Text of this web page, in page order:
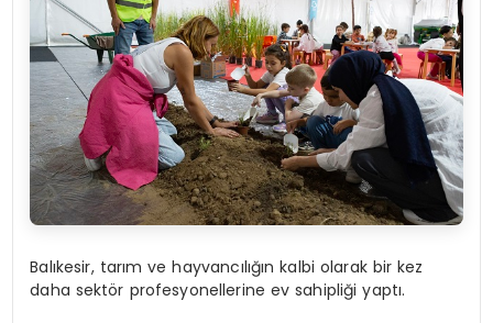
Balıkesir, tarım ve hayvancılığın kalbi olarak bir kez
daha sektör profesyonellerine ev sahipliği yaptı.